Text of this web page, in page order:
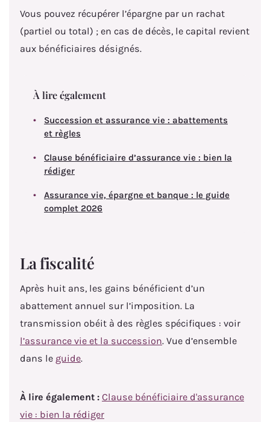
Vous pouvez récupérer l’épargne par un rachat
(partiel ou total) ; en cas de décès, le capital revient
aux bénéficiaires désignés.
À lire également
Succession et assurance vie : abattements
et règles
Clause bénéficiaire d’assurance vie : bien la
rédiger
Assurance vie, épargne et banque : le guide
complet 2026
La fiscalité
Après huit ans, les gains bénéficient d’un
abattement annuel sur l’imposition. La
transmission obéit à des règles spécifiques : voir
l’assurance vie et la succession. Vue d’ensemble
dans le guide.
À lire également : Clause bénéficiaire d'assurance
vie : bien la rédiger